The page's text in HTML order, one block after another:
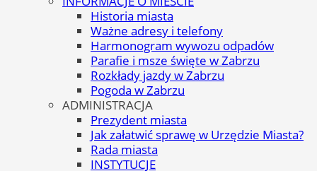
Historia miasta
Ważne adresy i telefony
Harmonogram wywozu odpadów
Parafie i msze święte w Zabrzu
Rozkłady jazdy w Zabrzu
Pogoda w Zabrzu
ADMINISTRACJA
Prezydent miasta
Jak załatwić sprawę w Urzędzie Miasta?
Rada miasta
INSTYTUCJE